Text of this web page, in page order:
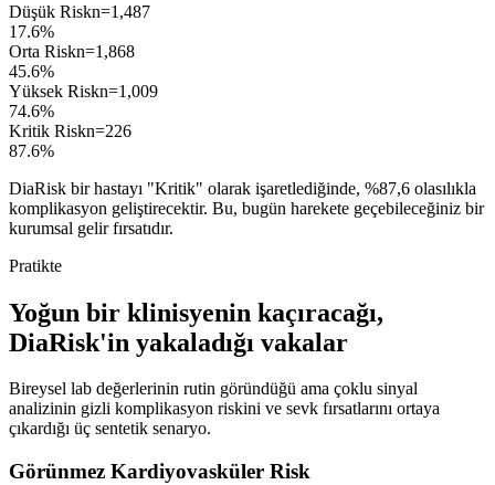
Düşük Riskn=1,487
17.6%
Orta Riskn=1,868
45.6%
Yüksek Riskn=1,009
74.6%
Kritik Riskn=226
87.6%
DiaRisk bir hastayı "Kritik" olarak işaretlediğinde, %87,6 olasılıkla
komplikasyon geliştirecektir. Bu, bugün harekete geçebileceğiniz bir
kurumsal gelir fırsatıdır.
Pratikte
Yoğun bir klinisyenin kaçıracağı,
DiaRisk'in yakaladığı vakalar
Bireysel lab değerlerinin rutin göründüğü ama çoklu sinyal
analizinin gizli komplikasyon riskini ve sevk fırsatlarını ortaya
çıkardığı üç sentetik senaryo.
Görünmez Kardiyovasküler Risk